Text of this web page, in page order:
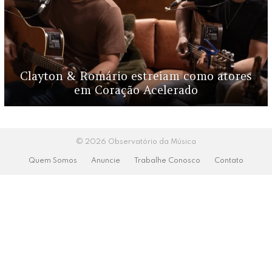
Clayton & Romário estreiam como atores
em Coração Acelerado
© 2026 Observatório da Música
Quem Somos Anuncie Trabalhe Conosco Contato